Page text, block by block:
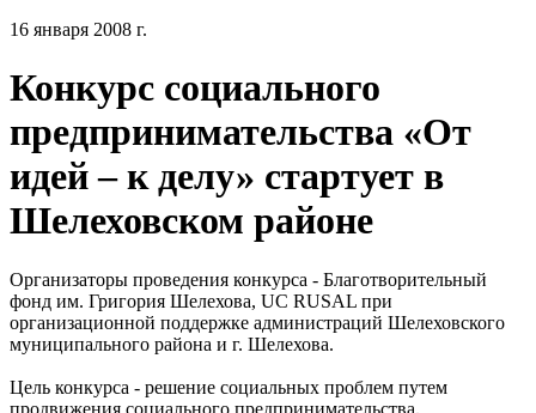
16 января 2008 г.
Конкурс социального
предпринимательства «От
идей – к делу» стартует в
Шелеховском районе
Организаторы проведения конкурса - Благотворительный
фонд им. Григория Шелехова, UC RUSAL при
организационной поддержке администраций Шелеховского
муниципального района и г. Шелехова.
Цель конкурса - решение социальных проблем путем
продвижения социального предпринимательства.